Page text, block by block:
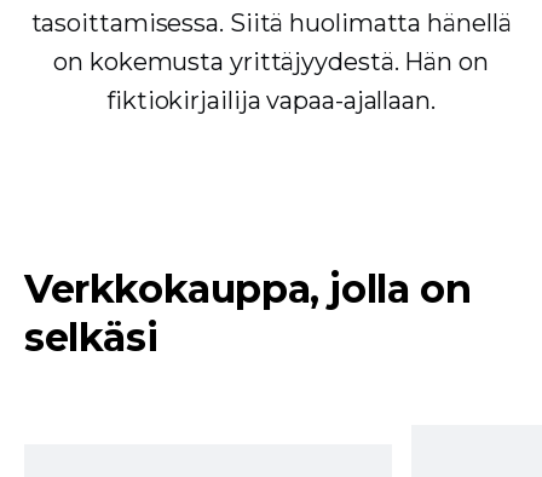
tasoittamisessa. Siitä huolimatta hänellä
on kokemusta yrittäjyydestä. Hän on
fiktiokirjailija vapaa-ajallaan.
Verkkokauppa, jolla on
selkäsi